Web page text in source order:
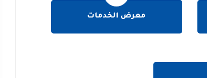
معرض الخدمات